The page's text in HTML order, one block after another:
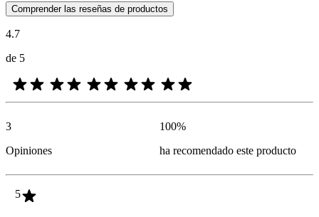
Las opiniones de los clientes en forma de reseñas de productos y
Comprender las reseñas de productos
4.7
de 5
3
Opiniones
100%
ha recomendado este producto
5